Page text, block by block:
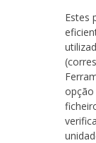
Estes
opção